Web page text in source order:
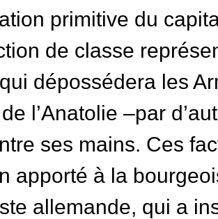
primitive du
de classe
dépossédera les
l’Anatolie –par
ses mains. Ces
apporté à la
allemande, qui a